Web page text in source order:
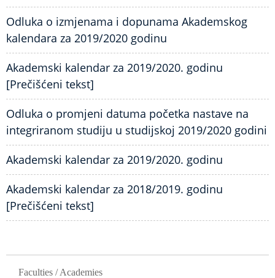
Odluka o izmjenama i dopunama Akademskog
kalendara za 2019/2020 godinu
Akademski kalendar za 2019/2020. godinu
[Prečišćeni tekst]
Odluka o promjeni datuma početka nastave na
integriranom studiju u studijskoj 2019/2020 godini
Akademski kalendar za 2019/2020. godinu
Akademski kalendar za 2018/2019. godinu
[Prečišćeni tekst]
Faculties / Academies